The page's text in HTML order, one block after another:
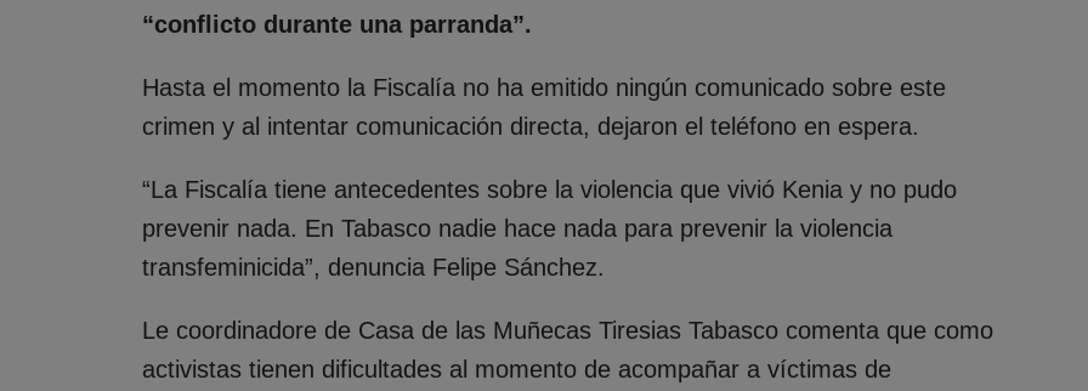
“conflicto durante una parranda”.
Hasta el momento la Fiscalía no ha emitido ningún comunicado sobre este
crimen y al intentar comunicación directa, dejaron el teléfono en espera.
“La Fiscalía tiene antecedentes sobre la violencia que vivió Kenia y no pudo
prevenir nada. En Tabasco nadie hace nada para prevenir la violencia
transfeminicida”, denuncia Felipe Sánchez.
Le coordinadore de Casa de las Muñecas Tiresias Tabasco comenta que como
activistas tienen dificultades al momento de acompañar a víctimas de